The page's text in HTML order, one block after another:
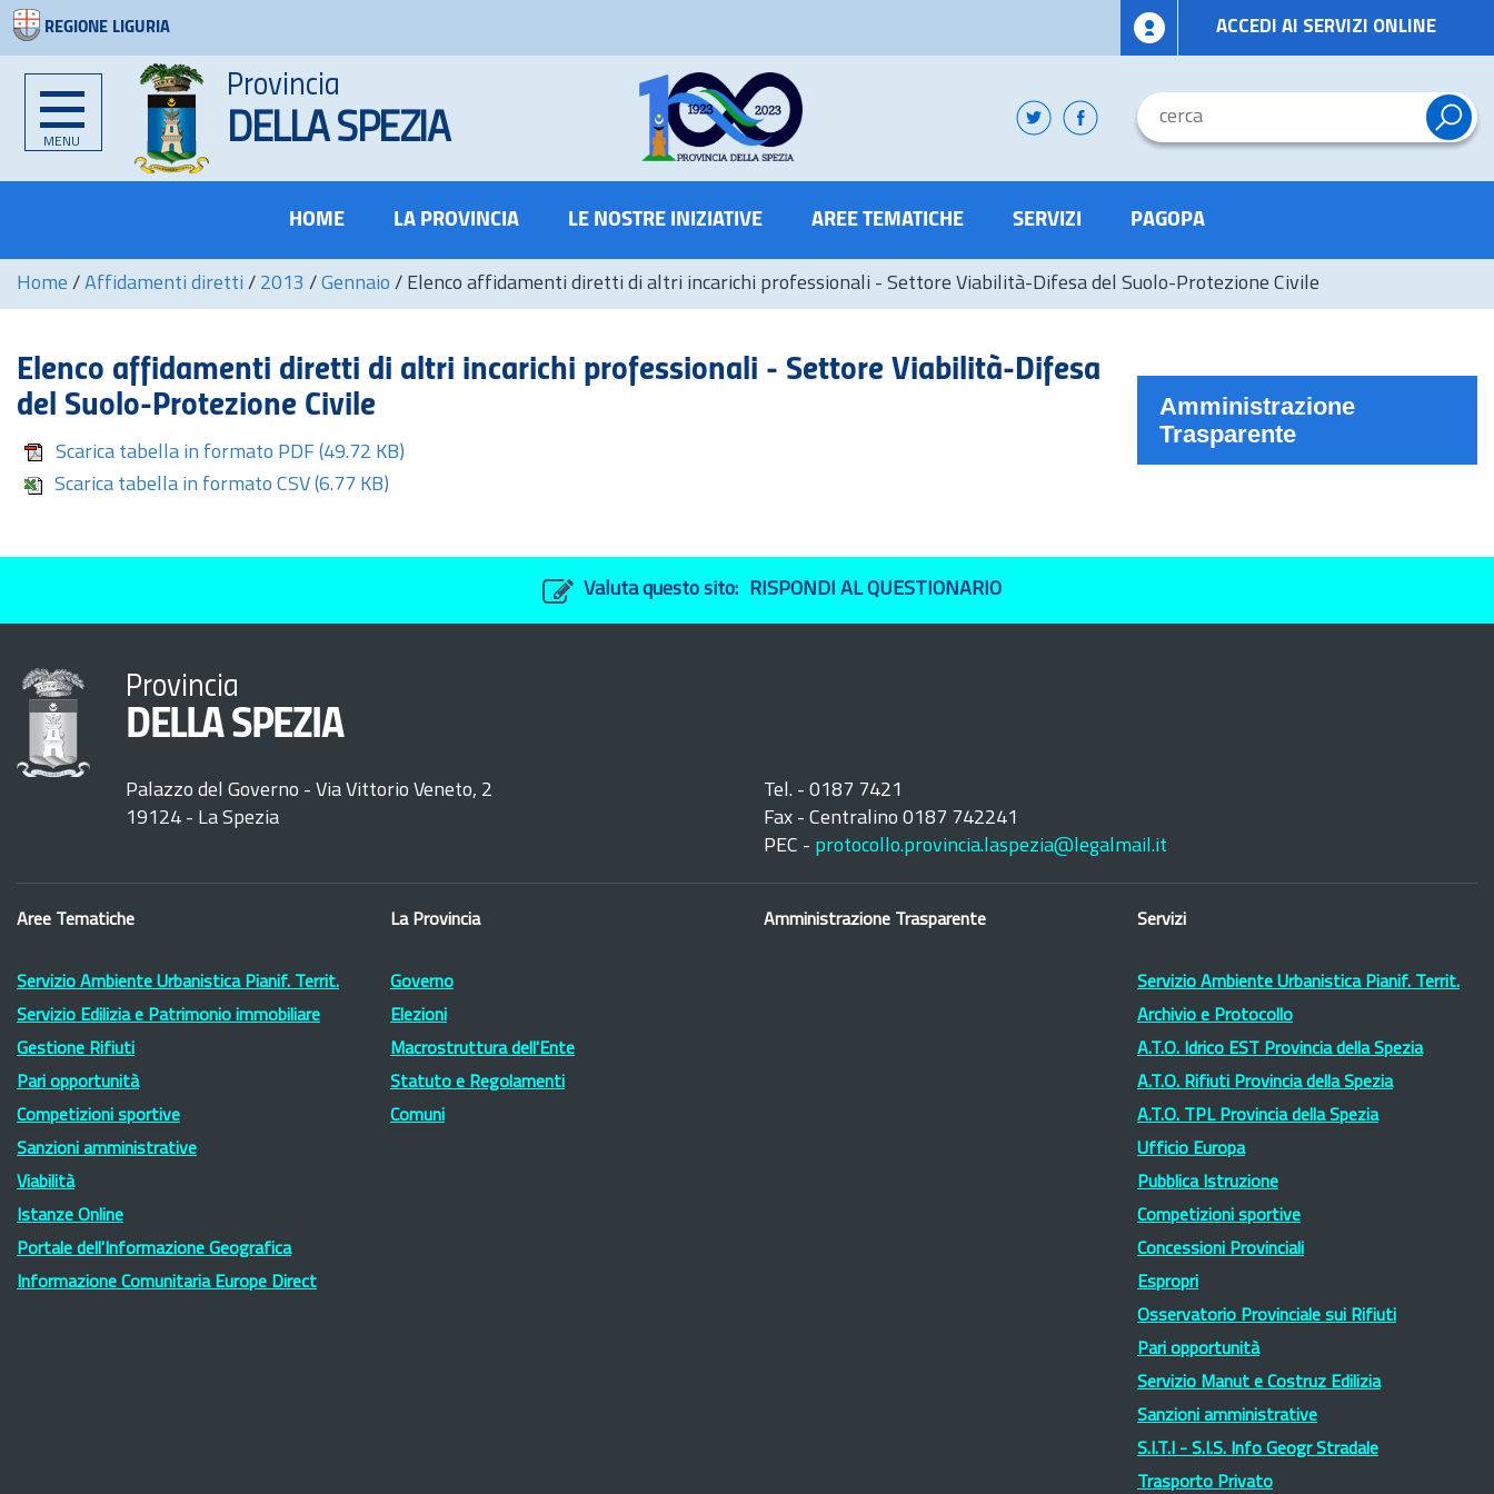
REGIONE LIGURIA ACCEDI AI SERVIZI ONLINE
MENU
Provincia
DELLA SPEZIA
HOME LA PROVINCIA LE NOSTRE INIZIATIVE AREE TEMATICHE SERVIZI PAGOPA
Home / Affidamenti diretti / 2013 / Gennaio / Elenco affidamenti diretti di altri incarichi professionali - Settore Viabilità-Difesa del Suolo-Protezione Civile
Elenco affidamenti diretti di altri incarichi professionali - Settore Viabilità-Difesa
del Suolo-Protezione Civile
Scarica tabella in formato PDF (49.72 KB)
Scarica tabella in formato CSV (6.77 KB)
Amministrazione
Trasparente
Valuta questo sito: RISPONDI AL QUESTIONARIO
Provincia
DELLA SPEZIA
Palazzo del Governo - Via Vittorio Veneto, 2
19124 - La Spezia
Tel. - 0187 7421
Fax - Centralino 0187 742241
PEC - protocollo.provincia.laspezia@legalmail.it
Aree Tematiche
Servizio Ambiente Urbanistica Pianif. Territ.
Servizio Edilizia e Patrimonio immobiliare
Gestione Rifiuti
Pari opportunità
Competizioni sportive
Sanzioni amministrative
Viabilità
Istanze Online
Portale dell'Informazione Geografica
Informazione Comunitaria Europe Direct
La Provincia
Governo
Elezioni
Macrostruttura dell'Ente
Statuto e Regolamenti
Comuni
Amministrazione Trasparente Servizi
Servizio Ambiente Urbanistica Pianif. Territ.
Archivio e Protocollo
A.T.O. Idrico EST Provincia della Spezia
A.T.O. Rifiuti Provincia della Spezia
A.T.O. TPL Provincia della Spezia
Ufficio Europa
Pubblica Istruzione
Competizioni sportive
Concessioni Provinciali
Espropri
Osservatorio Provinciale sui Rifiuti
Pari opportunità
Servizio Manut e Costruz Edilizia
Sanzioni amministrative
S.I.T.I - S.I.S. Info Geogr Stradale
Trasporto Privato